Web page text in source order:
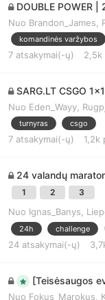
DOUBLE POWER |
Nuo Brandon_James
komandinės varžybos
7 atsakymai(-ų) 2,5k
SARG.LT CSGO
Nuo Eden_Wayy,
turnyras csgo
7 atsakymai(-ų) 1,2k
24 valandų
1 2 3
Nuo Ignas_Banys,
24h challenge
24 atsakymai(-ų)
[Teisėsaugos
Nuo Fokus_Marokus